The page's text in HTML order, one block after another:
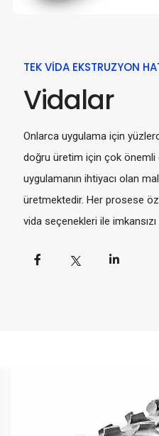
TEK VIDA EKSTRUZYON
Vidalar
Onlarca uygulama için
doğru üretim için çok önemli
uygulamanın ihtiyacı olan
üretmektedir. Her prosese
vida seçenekleri ile